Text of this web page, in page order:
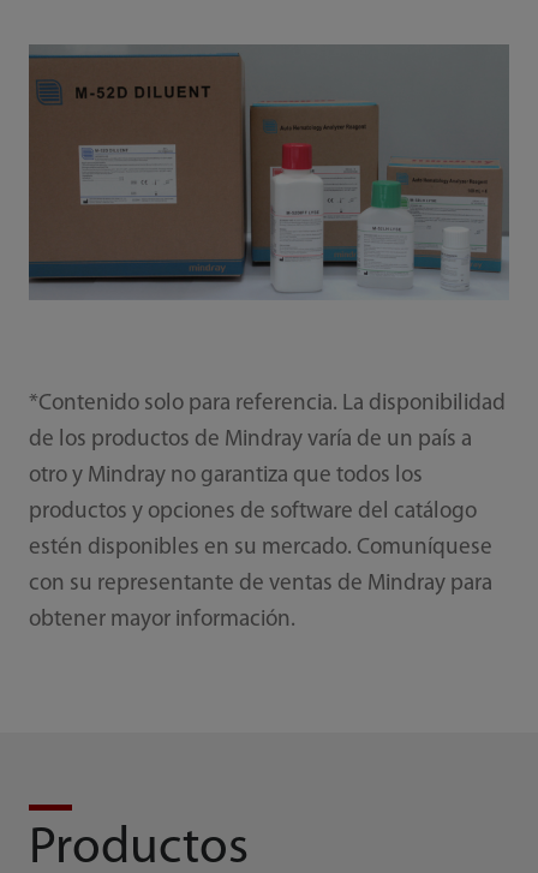
*Contenido solo para referencia. La disponibilidad
de los productos de Mindray varía de un país a
otro y Mindray no garantiza que todos los
productos y opciones de software del catálogo
estén disponibles en su mercado. Comuníquese
con su representante de ventas de Mindray para
obtener mayor información.
Productos